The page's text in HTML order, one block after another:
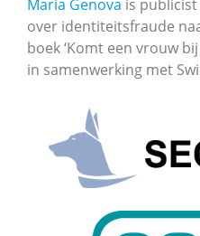
Maria Genova is
over identiteitsfraude
boek ‘Komt een vrouw
in samenwerking met